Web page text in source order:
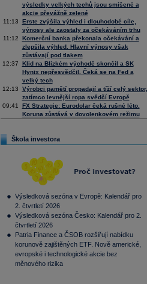
výsledky velkých techů jsou smíšené a
akcie převážně zelené
11:13
Erste zvýšila výhled i dlouhodobé cíle,
výnosy ale zaostaly za očekáváním trhu
11:12
Komerční banka překonala očekávání a
zlepšila výhled. Hlavní výnosy však
zůstávají pod tlakem
12:37
Klid na Blízkém východě skončil a SK
Hynix nepřesvědčil. Čeká se na Fed a
velký tech
12:13
Výrobci pamětí propadají a tíží celý sektor,
zatímco levnější ropa svědčí Evropě
09:41
FX Strategie: Eurodolar čeká rušné léto.
Koruna zůstává v dovolenkovém režimu
Škola investora
Výsledková sezóna v Evropě: Kalendář pro
2. čtvrtletí 2026
Výsledková sezóna Česko: Kalendář pro 2.
čtvrtletí 2026
Patria Finance a ČSOB rozšiřují nabídku
korunově zajištěných ETF. Nově americké,
evropské i technologické akcie bez
měnového rizika